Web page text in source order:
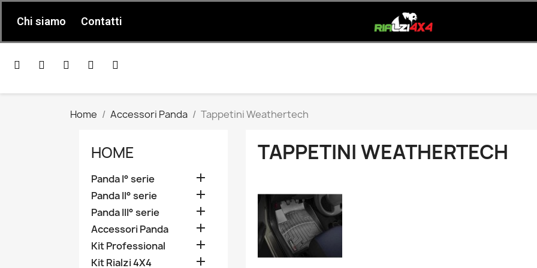
Chi siamo Contatti
Home Accessori Panda Tappetini Weathertech
HOME
Panda I° serie 
Panda II° serie 
Panda III° serie 
Accessori Panda 
Kit Professional 
Kit Rialzi 4X4 
TAPPETINI WEATHERTECH